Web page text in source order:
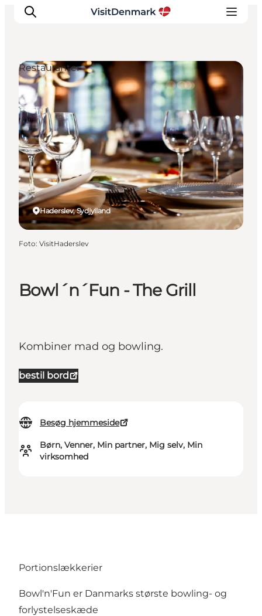
Inspiration
Destinationer
Oplevelser
Overnatning
Planlæg ferien
Bowl´n´Fun - The Grill
Kombiner mad og bowling.
bestil bord
Besøg hjemmeside
Børn, Venner, Min partner, Mig selv, Min
virksomhed
Haderslev, Sydjylland
Restauranter
Foto: VisitHaderslev
Portionslækkerier
Bowl'n'Fun er Danmarks største bowling- og
forlystelseskæde